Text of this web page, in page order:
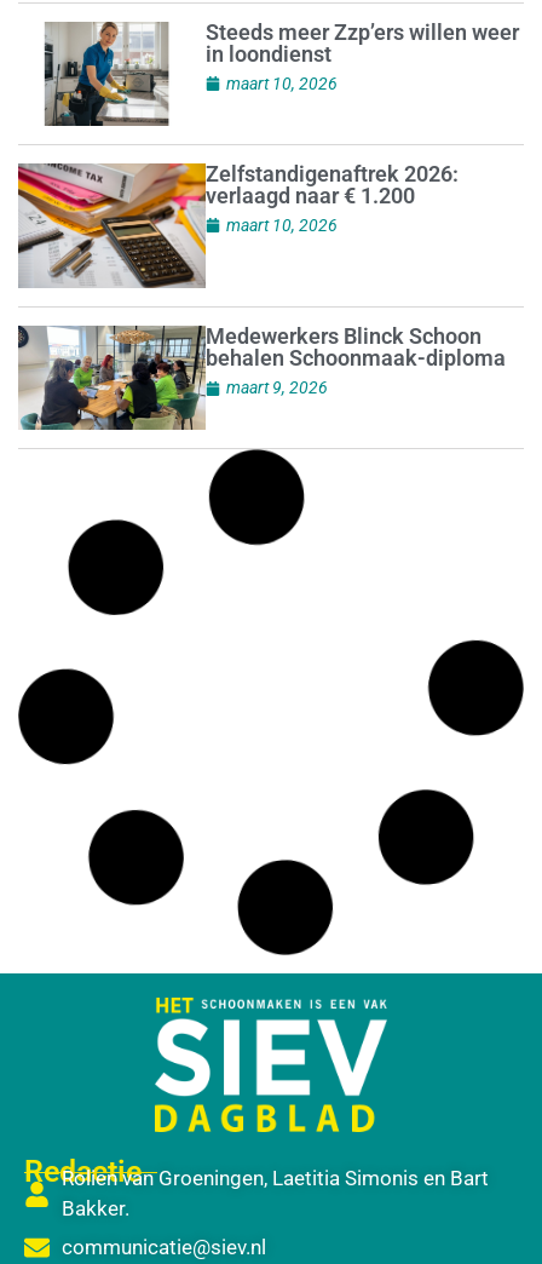
Steeds meer Zzp’ers willen weer
in loondienst
maart 10, 2026
Zelfstandigenaftrek 2026:
verlaagd naar € 1.200
maart 10, 2026
Medewerkers Blinck Schoon
behalen Schoonmaak-diploma
maart 9, 2026
Redactie
Rolien van Groeningen, Laetitia Simonis en Bart
Bakker.
communicatie@siev.nl